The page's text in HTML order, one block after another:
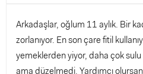
Arkadaşlar, oğlum 11 aylık. Bir
zorlanıyor. En son çare fitil
yemeklerden yiyor, daha çok sulu
ama düzelmedi. Yardımcı